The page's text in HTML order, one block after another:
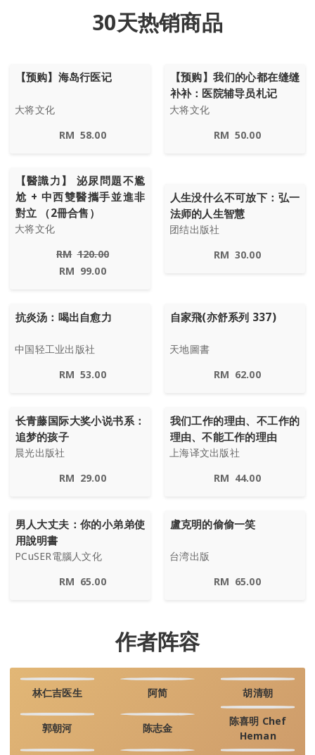
30天热销商品
【预购】海岛行医记
大将文化
RM 58.00
【预购】我们的心都在缝缝
补补：医院辅导员札记
大将文化
RM 50.00
【醫識力】 泌尿問題不尷
尬 + 中西雙醫攜手並進非
對立 （2冊合售）
大将文化
RM 120.00
RM 99.00
人生没什么不可放下：弘一
法师的人生智慧
团结出版社
RM 30.00
抗炎汤：喝出自愈力
中国轻工业出版社
RM 53.00
自家飛(亦舒系列 337)
天地圖書
RM 62.00
长青藤国际大奖小说书系：
追梦的孩子
晨光出版社
RM 29.00
我们工作的理由、不工作的
理由、不能工作的理由
上海译文出版社
RM 44.00
男人大丈夫：你的小弟弟使
用說明書
PCuSER電腦人文化
RM 65.00
盧克明的偷偷一笑
台湾出版
RM 65.00
作者阵容
林仁吉医生 阿简 胡清朝
郭朝河 陈志金
陈喜明 Chef
Heman